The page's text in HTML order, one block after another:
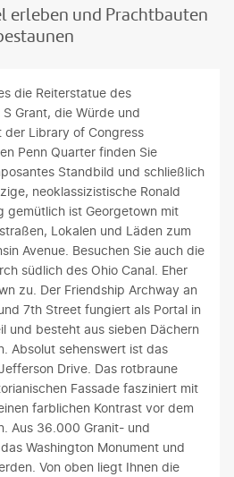
erleben und Prachtbauten
die Reiterstatue des
Grant, die Würde und
der Library of Congress
Penn Quarter finden Sie
Standbild und schließlich
neoklassizistische Ronald
gemütlich ist Georgetown mit
Lokalen und Läden zum
Avenue. Besuchen Sie auch die
südlich des Ohio Canal. Eher
zu. Der Friendship Archway an
7th Street fungiert als Portal in
und besteht aus sieben Dächern
Absolut sehenswert ist das
Drive. Das rotbraune
Fassade fasziniert mit
farblichen Kontrast vor dem
Aus 36.000 Granit- und
Washington Monument und
Von oben liegt Ihnen die